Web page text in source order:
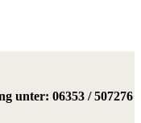
unter: 06353 / 507276